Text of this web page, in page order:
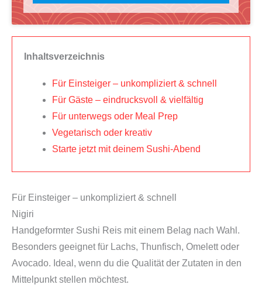
ü
n
g
l
c
h
e
r
P
r
i
w
a
r
:
l
l
e
r
r
e
i
s
i
s
:
2
7
,
9
h
c
h
b
o
x
|
Inhaltsverzeichnis
Für Einsteiger – unkompliziert & schnell
Für Gäste – eindrucksvoll & vielfältig
Für unterwegs oder Meal Prep
Vegetarisch oder kreativ
Starte jetzt mit deinem Sushi-Abend
Für Einsteiger – unkompliziert & schnell
Nigiri
Handgeformter Sushi Reis mit einem Belag nach Wahl.
Besonders geeignet für Lachs, Thunfisch, Omelett oder
Avocado. Ideal, wenn du die Qualität der Zutaten in den
Mittelpunkt stellen möchtest.